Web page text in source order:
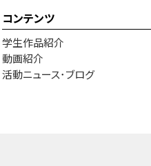
コンテンツ
学生作品紹介
動画紹介
活動ニュース･ブログ